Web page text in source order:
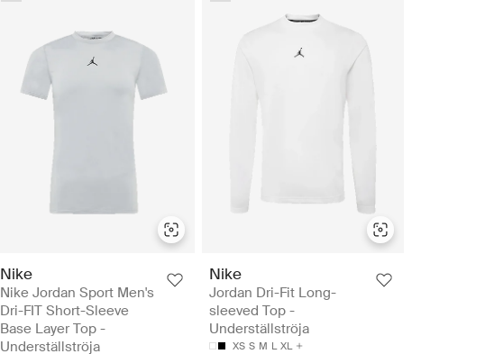
Nike
Nike Jordan Sport Men's
Dri-FIT Short-Sleeve
Base Layer Top -
Underställströja
Nike
Jordan Dri-Fit Long-
sleeved Top -
Underställströja
XS S M L XL